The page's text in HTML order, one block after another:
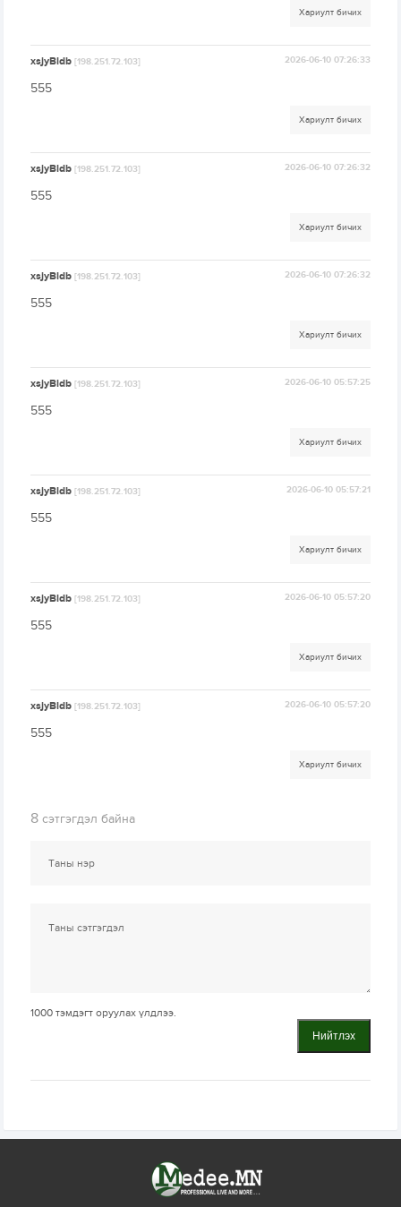
Хариулт бичих
xsjyBldb[198.251.72.103] 2026-06-10 07:26:33
555
Хариулт бичих
xsjyBldb[198.251.72.103] 2026-06-10 07:26:32
555
Хариулт бичих
xsjyBldb[198.251.72.103] 2026-06-10 07:26:32
555
Хариулт бичих
xsjyBldb[198.251.72.103] 2026-06-10 05:57:25
555
Хариулт бичих
xsjyBldb[198.251.72.103] 2026-06-10 05:57:21
555
Хариулт бичих
xsjyBldb[198.251.72.103] 2026-06-10 05:57:20
555
Хариулт бичих
xsjyBldb[198.251.72.103] 2026-06-10 05:57:20
555
Хариулт бичих
8 сэтгэгдэл байна
1000 тэмдэгт оруулах үлдлээ.
Нийтлэх